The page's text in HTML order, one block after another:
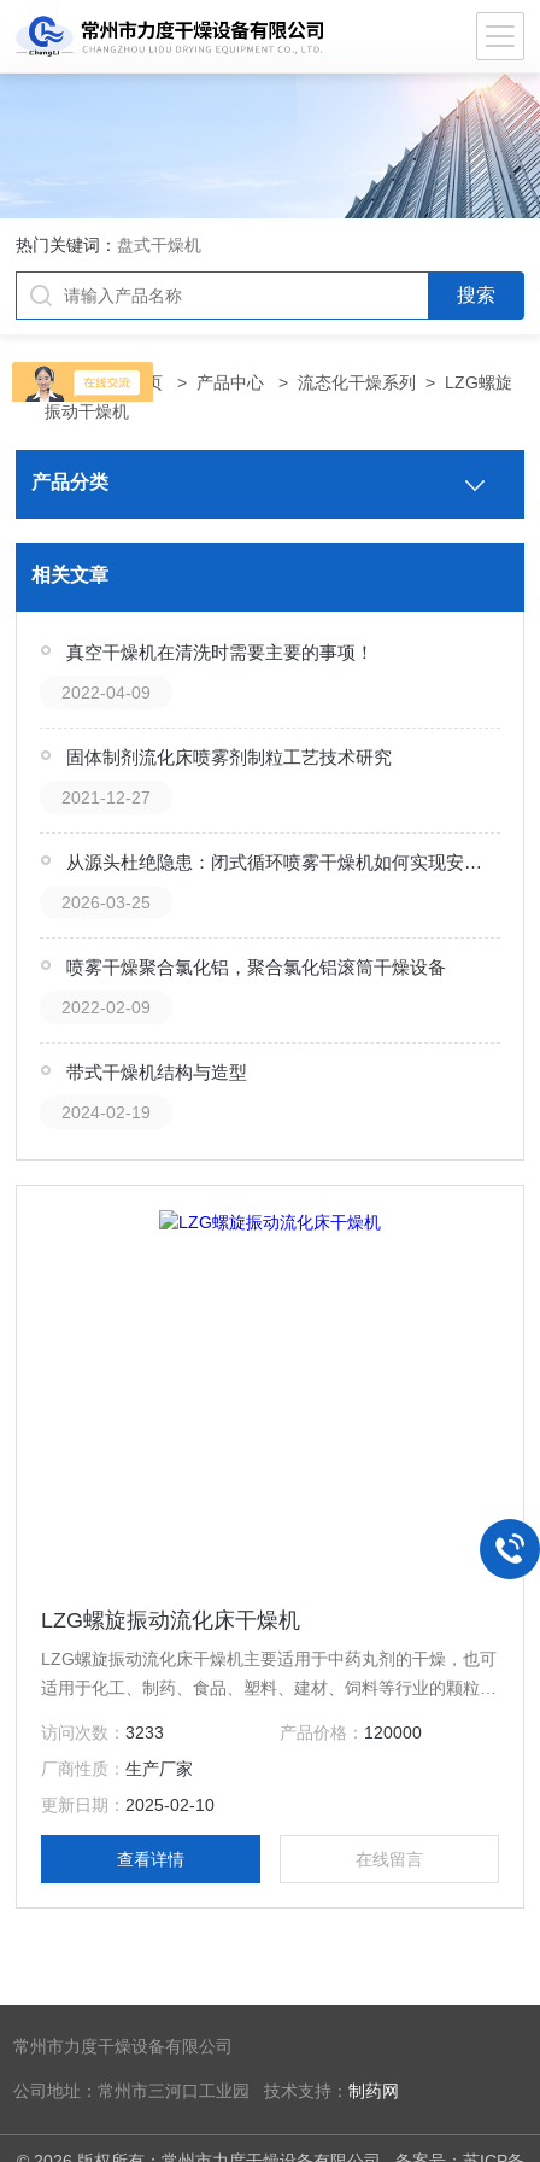
热门关键词： 盘式干燥机
当前位置：首页 > 产品中心 >流态化干燥系列 > LZG螺旋
振动干燥机
产品分类
相关文章
真空干燥机在清洗时需要主要的事项！
2022-04-09
固体制剂流化床喷雾剂制粒工艺技术研究
2021-12-27
从源头杜绝隐患：闭式循环喷雾干燥机如何实现安全防爆？
2026-03-25
喷雾干燥聚合氯化铝，聚合氯化铝滚筒干燥设备
2022-02-09
带式干燥机结构与造型
2024-02-19
LZG螺旋振动流化床干燥机
LZG螺旋振动流化床干燥机主要适用于中药丸剂的干燥，也可
适用于化工、制药、食品、塑料、建材、饲料等行业的颗粒
访问次数：3233 产品价格： 120000
厂商性质：生产厂家
更新日期： 2025-02-10
查看详情 在线留言
常州市力度干燥设备有限公司
公司地址：常州市三河口工业园 技术支持：制药网